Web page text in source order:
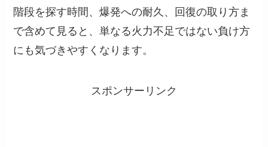
階段を探す時間、爆発への耐久、回復の取り方ま
で含めて見ると、単なる火力不足ではない負け方
にも気づきやすくなります。
スポンサーリンク